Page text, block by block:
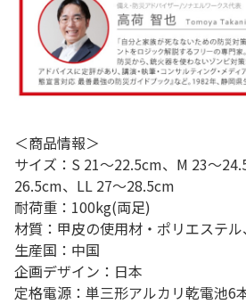
＜商品情報＞
サイズ：S 21～22.5cm、M 23～
26.5cm、LL 27～28.5cm
耐荷重：100kg(両足)
材質：甲皮の使用材・ポリエステ
生産国：中国
企画デザイン：日本
定格電源：単三形アルカリ乾電池6